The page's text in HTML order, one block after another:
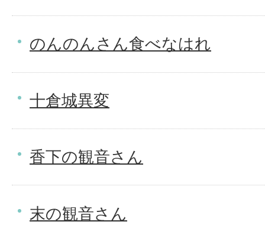
のんのんさん食べなはれ
十倉城異変
香下の観音さん
末の観音さん